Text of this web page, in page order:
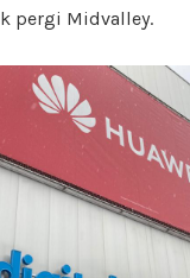
pergi Midvalley.